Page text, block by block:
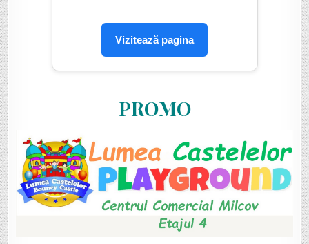
Vizitează pagina
PROMO